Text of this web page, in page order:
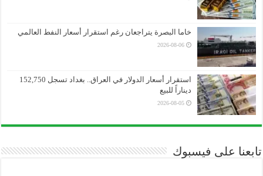
خاما البصرة يتراجعان رغم استقرار أسعار النفط العالمي
2026-08-06
استقرار أسعار الدولار في العراق.. بغداد تسجل 152,750
ديناراً للبيع
2026-08-05
تابعنا على فيسبوك